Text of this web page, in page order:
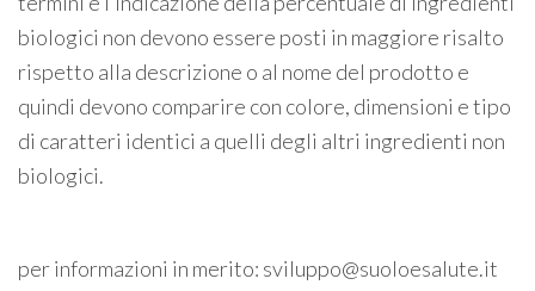
biologici non devono essere posti in maggiore risalto
rispetto alla descrizione o al nome del prodotto e
quindi devono comparire con colore, dimensioni e tipo
di caratteri identici a quelli degli altri ingredienti non
biologici.
per informazioni in merito: sviluppo@suoloesalute.it